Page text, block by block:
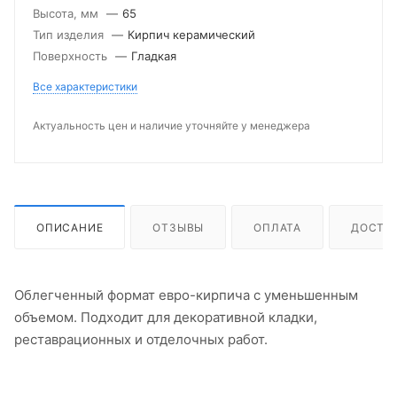
Высота, мм
— 65
Тип изделия — Кирпич керамический
Поверхность — Гладкая
Все характеристики
Актуальность цен и наличие уточняйте у менеджера
ОПИСАНИЕ ОТЗЫВЫ ОПЛАТА
Облегченный формат евро-кирпича с уменьшенным
объемом. Подходит для декоративной кладки,
реставрационных и отделочных работ.